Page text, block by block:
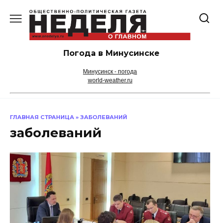
содержанию
Погода в Минусинске
Минусинск - погода
world-weather.ru
ГЛАВНАЯ СТРАНИЦА » ЗАБОЛЕВАНИЙ
заболеваний